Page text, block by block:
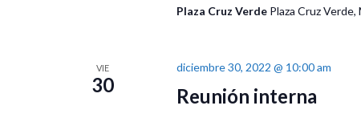
Plaza Cruz Verde Plaza Cruz
VIE
30 Reunión interna
diciembre 30, 2022 @ 10:00 am